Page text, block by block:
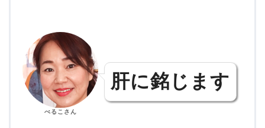
べるこさん
肝に銘じます